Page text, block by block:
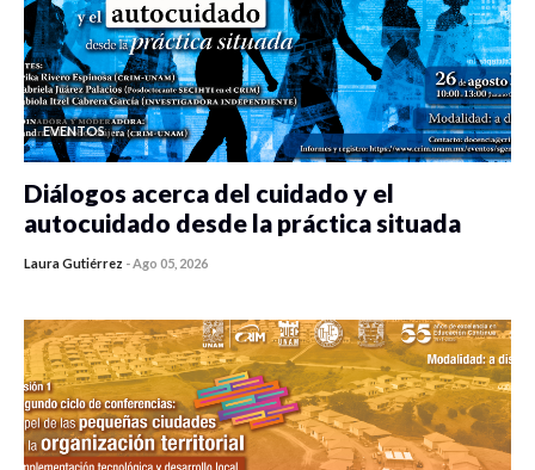
EVENTOS
Diálogos acerca del cuidado y el
autocuidado desde la práctica situada
Laura Gutiérrez -Ago 05, 2026